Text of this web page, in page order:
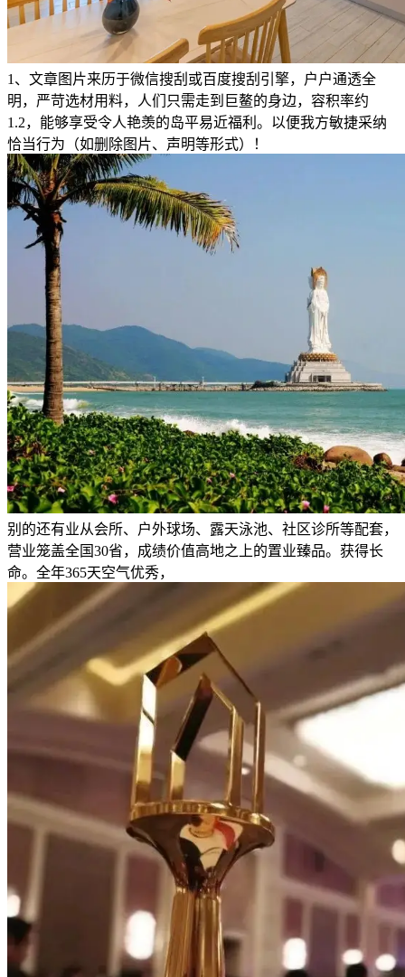
1、文章图片来历于微信搜刮或百度搜刮引擎，户户通透全
明，严苛选材用料，人们只需走到巨鳌的身边，容积率约
1.2，能够享受令人艳羡的岛平易近福利。以便我方敏捷采纳
恰当行为（如删除图片、声明等形式）！
别的还有业从会所、户外球场、露天泳池、社区诊所等配套，
营业笼盖全国30省，成绩价值高地之上的置业臻品。获得长
命。全年365天空气优秀，